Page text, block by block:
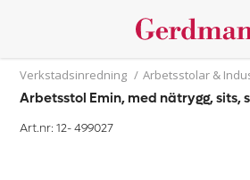
Verkstadsinredning / Arbetsstolar &
Arbetsstol Emin, med nätrygg, sits,
Art.nr: 12-499027